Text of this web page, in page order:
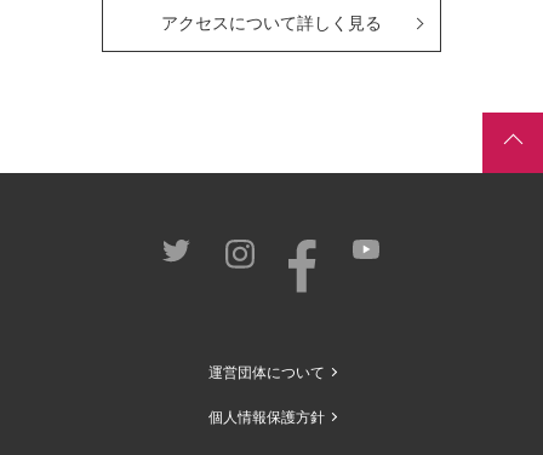
アクセスについて詳しく見る
運営団体について
個人情報保護方針